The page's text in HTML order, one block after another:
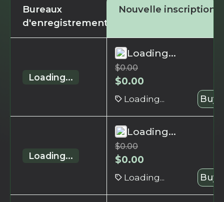
Bureaux
d'enregistrement
Nouvelle inscription
Loading...
Loading...
$0.00
$0.00
Loading... Buy
Loading...
Loading...
$0.00
$0.00
Loading... Buy